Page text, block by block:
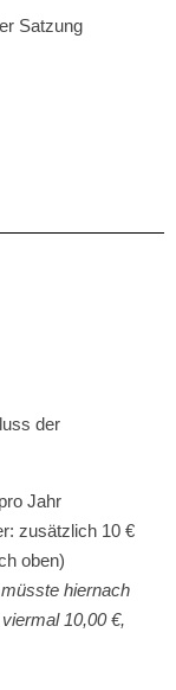
Satzung
der
Jahr
zusätzlich 10 €
oben)
hiernach
10,00 €,